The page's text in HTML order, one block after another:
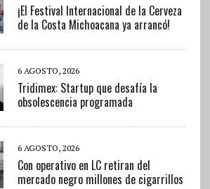
¡El Festival Internacional de la Cerveza
de la Costa Michoacana ya arrancó!
6 AGOSTO, 2026
Tridimex: Startup que desafía la
obsolescencia programada
6 AGOSTO, 2026
Con operativo en LC retiran del
mercado negro millones de cigarrillos